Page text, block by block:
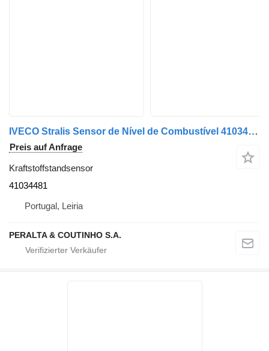
IVECO Stralis Sensor de Nível de Combustível 41034481 Kraftstoffstandsensor für IVECO LKW
Preis auf Anfrage
Kraftstoffstandsensor
41034481
Portugal, Leiria
PERALTA & COUTINHO S.A.